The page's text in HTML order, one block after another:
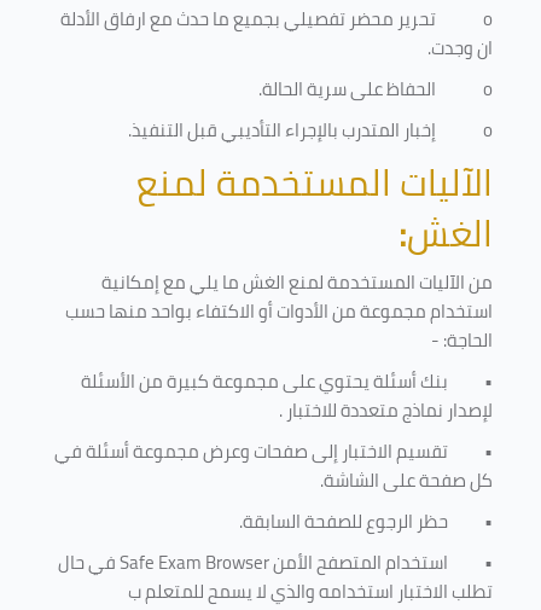
o
تحرير محضر تفصيلي بجميع ما حدث مع ارفاق الأدلة
ان وجدت.
o
الحفاظ على سرية الحالة.
o
إخبار المتدرب بالإجراء التأديبي قبل التنفيذ.
الآليات المستخدمة لمنع
الغش:
من الآليات المستخدمة لمنع الغش ما يلي مع إمكانية
استخدام مجموعة من الأدوات أو الاكتفاء بواحد منها حسب
الحاجة: -
• بنك أسئلة يحتوي على مجموعة كبيرة من الأسئلة
لإصدار نماذج متعددة للاختبار.
• تقسيم الاختبار إلى صفحات وعرض مجموعة أسئلة في
كل صفحة على الشاشة.
• حظر الرجوع للصفحة السابقة.
• استخدام المتصفح الأمنSafe Exam Browserفي حال
تطلب الاختبار استخدامه والذي لا يسمح للمتعلم ب